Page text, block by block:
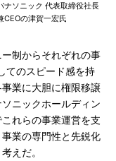
ナソニック 代表取締役社長
CEOの津賀一宏氏
制からそれぞれの事
てのスピード感を持
業に大胆に権限移譲
ニックホールディン
れらの事業運営を支
業の専門性と先鋭化
えだ。